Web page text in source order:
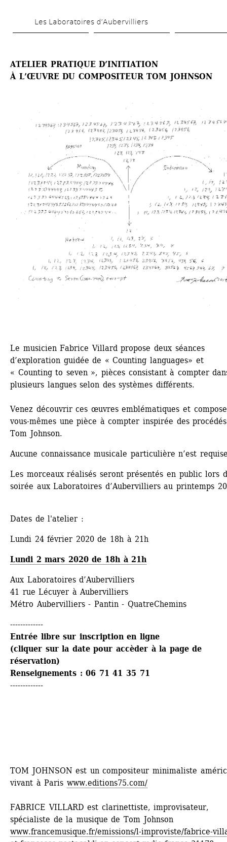
to
Les Laboratoires d’Aubervilliers
ATELIER PRATIQUE D’INITIATION
À L’ŒUVRE DU COMPOSITEUR TOM JOHNSON
Le musicien Fabrice Villard propose deux séances
d’exploration guidée de « Counting languages» et
« Counting to seven », pièces consistant à compter
plusieurs langues selon des systèmes différents.
Venez découvrir ces œuvres emblématiques et
vous-mêmes une pièce à compter inspirée des
Tom Johnson.
Aucune connaissance musicale particulière n’est
Les morceaux réalisés seront présentés en public lors
soirée aux Laboratoires d’Aubervilliers au printemps
Dates de l'atelier :
Lundi 24 février 2020 de 18h à 21h
Lundi 2 mars 2020 de 18h à 21h
Aux Laboratoires d’Aubervilliers
41 rue Lécuyer à Aubervilliers
Métro Aubervilliers - Pantin - QuatreChemins
-------------
Entrée libre sur inscription en ligne
(cliquer sur la date pour accèder à la page de
réservation)
Renseignements : 06 71 41 35 71
-------------
TOM JOHNSON est un compositeur minimaliste
vivant à Paris www.editions75.com/
FABRICE VILLARD est clarinettiste, improvisateur,
spécialiste de la musique de Tom Johnson
www.francemusique.fr/emissions/l-improviste/fabrice-